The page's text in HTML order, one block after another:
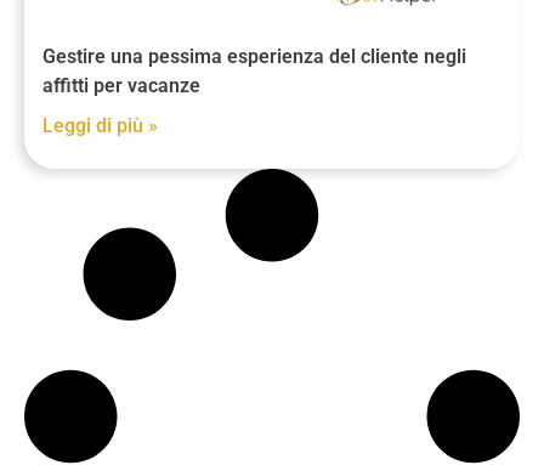
Gestire una pessima esperienza del cliente negli
affitti per vacanze
Leggi di più »